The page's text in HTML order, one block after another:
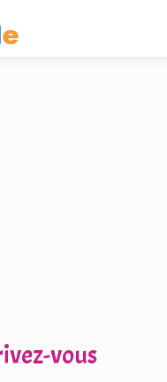
vous